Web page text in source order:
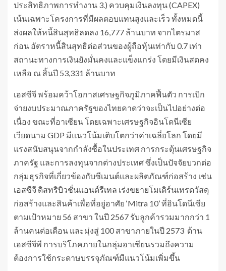
ประสิทธิภาพการทำงาน 3.) ควบคุมเงินลงทุน (CAPEX)
เน้นเฉพาะโครงการที่มีผลตอบแทนสูงและเร็ว ทั้งหมดนี้
ส่งผลให้หนี้สินสุทธิลดลง 16,777 ล้านบาท จากไตรมาส
ก่อน อัตราหนี้สินสุทธิต่อส่วนของผู้ถือหุ้นเท่ากับ 0.7 เท่า
สถานะทางการเงินยังมั่นคงและแข็งแกร่ง โดยมีเงินสดคง
เหลือ ณ สิ้นปี 53,331 ล้านบาท
เอสซีจี พร้อมคว้าโอกาสเศรษฐกิจภูมิภาคฟื้นตัว การเบิก
จ่ายงบประมาณภาครัฐของไทยคาดว่าจะเป็นไปอย่างต่อ
เนื่อง ขณะที่อาเซียน โดยเฉพาะเศรษฐกิจอินโดนีเซีย
เวียดนาม GDP มีแนวโน้มเติบโตกว่าค่าเฉลี่ยโลก โดยมี
แรงสนับสนุนจากกำลังซื้อในประเทศ การกระตุ้นเศรษฐกิจ
ภาครัฐ และการลงทุนจากต่างประเทศ ซึ่งเป็นปัจจัยบวกต่อ
กลุ่มธุรกิจที่เกี่ยวข้องกับซีเมนต์และผลิตภัณฑ์ก่อสร้าง เช่น
เอสซีจี ดิสทริบิวชั่นแอนด์รีเทล เร่งขยายโมเดิร์นเทรดวัสดุ
ก่อสร้างและสินค้าเพื่อที่อยู่อาศัย ‘Mitra 10’ ที่อินโดนีเซีย
ตามเป้าหมาย 56 สาขา ในปี 2567 รับลูกค้ารวมมากกว่า 1
ล้านคนต่อเดือน และมุ่งสู่ 100 สาขาภายในปี 2573 ด้าน
เอสซีจีพี การบริโภคภายในกลุ่มอาเซียนรวมถึงความ
ต้องการใช้กระดาษบรรจุภัณฑ์มีแนวโน้มเพิ่มขึ้น